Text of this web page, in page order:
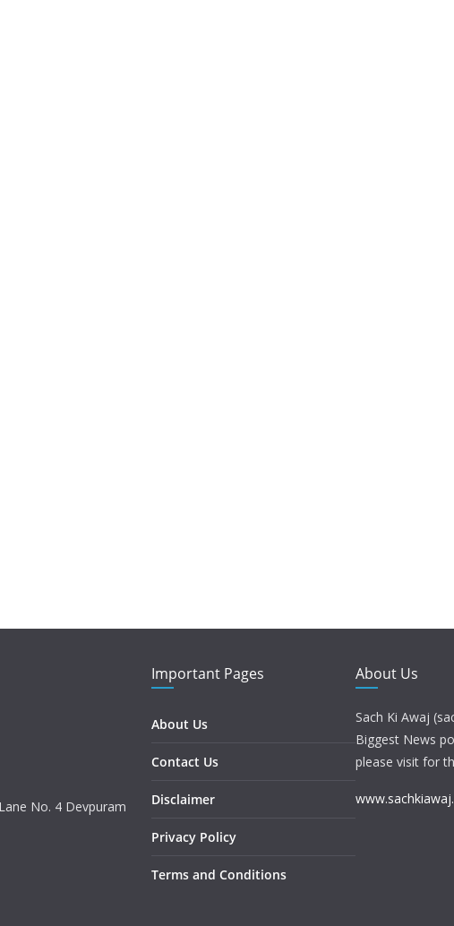
No. 4 Devpuram
Important Pages
About Us
Contact Us
Disclaimer
Privacy Policy
Terms and Conditions
About Us
Sach Ki Awaj
Biggest News
please visit for